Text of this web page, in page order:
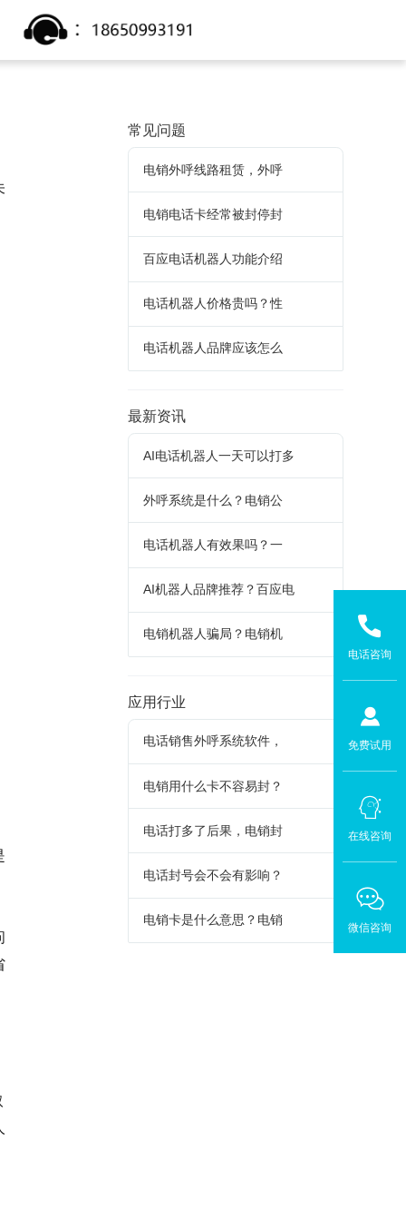
电话咨询
免费试用
在线咨询
微信咨询
常见问题
电销外呼线路租赁，外呼
电销电话卡经常被封停封
百应电话机器人功能介绍
电话机器人价格贵吗？性
电话机器人品牌应该怎么
最新资讯
AI电话机器人一天可以打多
外呼系统是什么？电销公
电话机器人有效果吗？一
AI机器人品牌推荐？百应电
电销机器人骗局？电销机
应用行业
电话销售外呼系统软件，
电销用什么卡不容易封？
电话打多了后果，电销封
电话封号会不会有影响？
电销卡是什么意思？电销